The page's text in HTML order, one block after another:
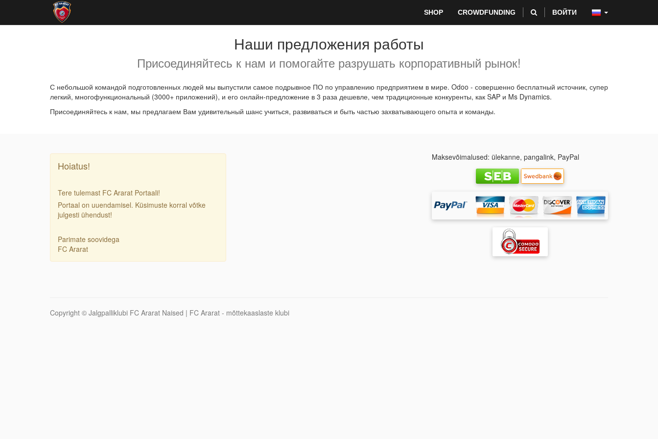
SHOP CROWDFUNDING ВОЙТИ
Наши предложения работы
Присоединяйтесь к нам и помогайте разрушать корпоративный рынок!
С небольшой командой подготовленных людей мы выпустили самое подрывное ПО по управлению предприятием в мире. Odoo - совершенно бесплатный источник, супер
легкий, многофункциональный (3000+ приложений), и его онлайн-предложение в 3 раза дешевле, чем традиционные конкуренты, как SAP и Ms Dynamics.
Присоединяйтесь к нам, мы предлагаем Вам удивительный шанс учиться, развиваться и быть частью захватывающего опыта и команды.
Hoiatus!
Tere tulemast FC Ararat Portaali!
Portaal on uuendamisel. Küsimuste korral võtke
julgesti ühendust!
Parimate soovidega
FC Ararat
Maksevõimalused: ülekanne, pangalink, PayPal
Copyright © Jalgpalliklubi FC Ararat Naised | FC Ararat - mõttekaaslaste klubi